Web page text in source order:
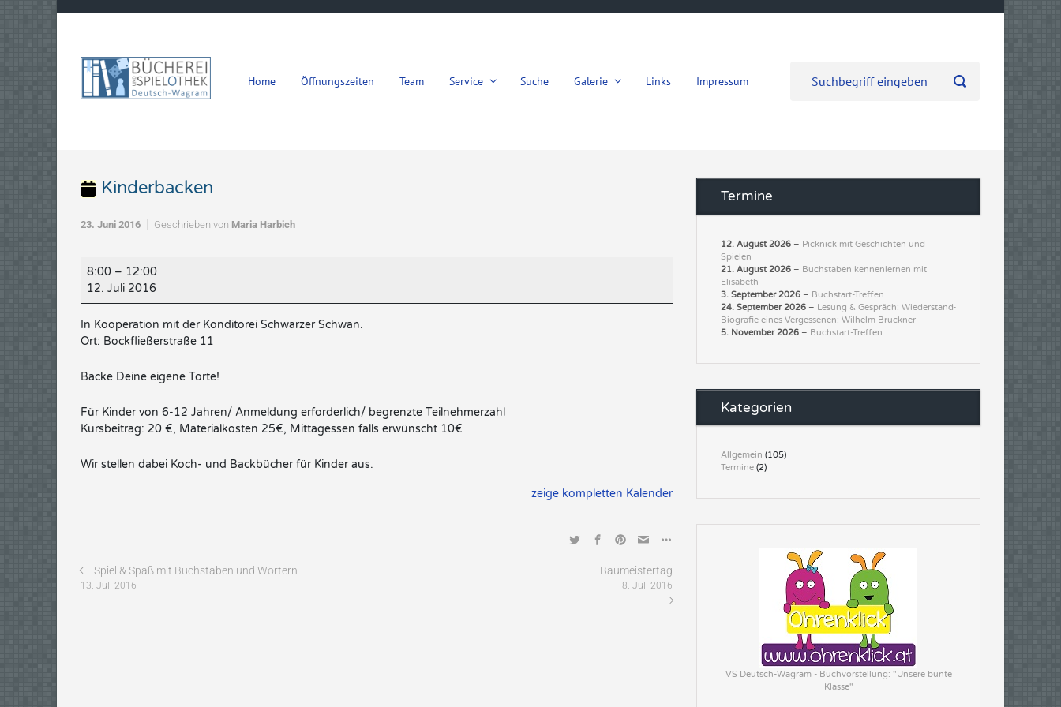
Home Öffnungszeiten Team Service Suche Galerie Links Impressum
Kinderbacken
23. Juni 2016 Geschrieben von Maria Harbich
Kinderbacken
8:00 – 12:00
12. Juli 2016
In Kooperation mit der Konditorei Schwarzer Schwan.
Ort: Bockfließerstraße 11
Backe Deine eigene Torte!
Für Kinder von 6-12 Jahren/ Anmeldung erforderlich/ begrenzte Teilnehmerzahl
Kursbeitrag: 20 €, Materialkosten 25€, Mittagessen falls erwünscht 10€
Wir stellen dabei Koch- und Backbücher für Kinder aus.
zeige kompletten Kalender
Spiel & Spaß mit Buchstaben und Wörtern
13. Juli 2016
Baumeistertag
8. Juli 2016
Termine
12. August 2026 – Picknick mit Geschichten und
Spielen
21. August 2026 – Buchstaben kennenlernen mit
Elisabeth
3. September 2026 – Buchstart-Treffen
24. September 2026 – Lesung & Gespräch: Wiederstand-
Biografie eines Vergessenen: Wilhelm Bruckner
5. November 2026 – Buchstart-Treffen
Kategorien
Allgemein (105)
Termine (2)
VS Deutsch-Wagram - Buchvorstellung: "Unsere bunte
Klasse"